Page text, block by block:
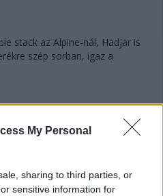
My Personal
sharing to third parties, or
sensitive information for
stack az Alpine-nál, Hadjar is
szép sorban, igaz a
az angol mondja. Antonelli
három cserét tervez a